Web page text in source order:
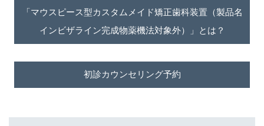
「マウスピース型カスタムメイド矯正歯科装置（製品名
インビザライン完成物薬機法対象外）」とは？
初診カウンセリング予約